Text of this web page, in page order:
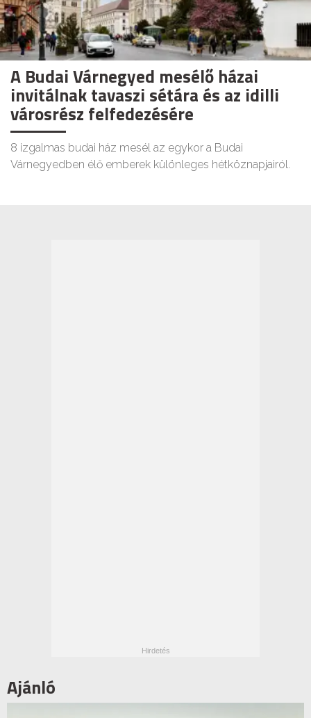
A Budai Várnegyed mesélő házai
invitálnak tavaszi sétára és az idilli
városrész felfedezésére
8 izgalmas budai ház mesél az egykor a Budai
Várnegyedben élő emberek különleges hétköznapjairól.
Ajánló